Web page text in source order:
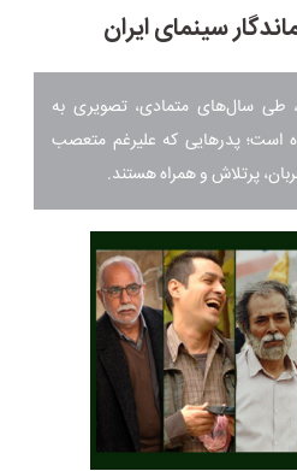
سینمای ایران
طی سال‌های متمادی، تصویری به
است؛ پدرهایی که علیرغم متعصب
پرتلاش و همراه هستند.